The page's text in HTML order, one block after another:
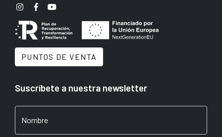
PUNTOS DE VENTA
Suscríbete a nuestra newsletter
Nombre